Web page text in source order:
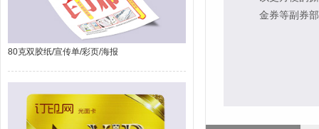
80克双胶纸/宣传单/彩页/海报
金券等副券